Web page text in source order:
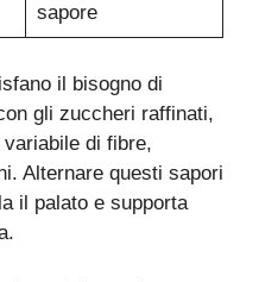
sapore
il bisogno di
gli zuccheri raffinati,
di fibre,
Alternare questi sapori
il palato e supporta